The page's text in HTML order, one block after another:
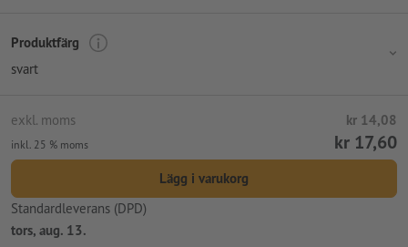
Produktfärg
svart
exkl. moms kr 14,08
inkl. 25 % moms kr 17,60
Lägg i varukorg
Standardleverans (DPD)
tors, aug. 13.